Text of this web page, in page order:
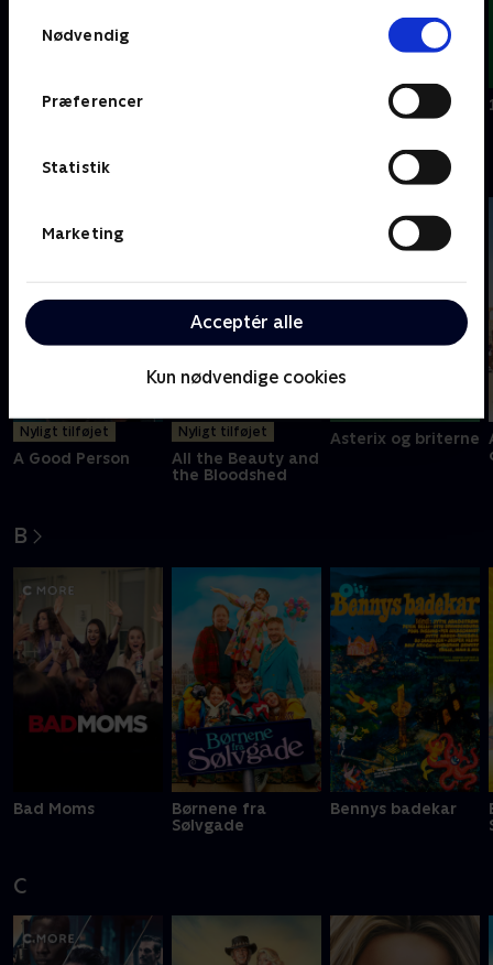
Nødvendig
Præferencer
Statistik
Marketing
Acceptér alle
Kun nødvendige cookies
7 millionærer 30. november
Nyligt tilføjet
A Good Person
Nyligt tilføjet
All the Beauty and
the Bloodshed
Asterix og briterne
B
Bad Moms
Børnene fra
Sølvgade
Bennys badekar
C